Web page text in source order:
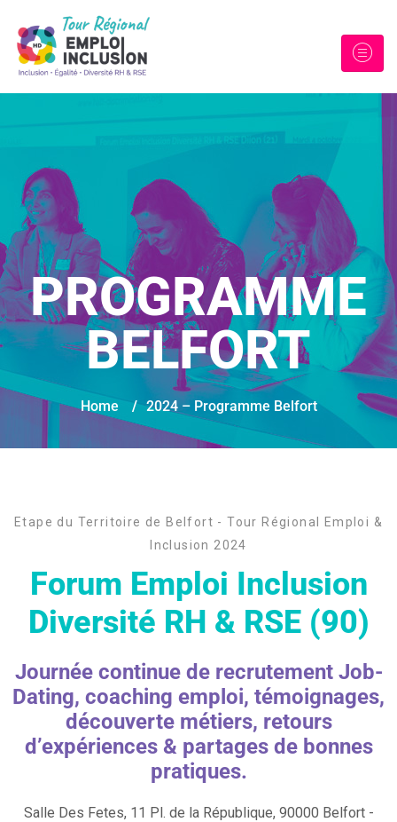
PROGRAMME
BELFORT
Home / 2024 – Programme Belfort
Etape du Territoire de Belfort - Tour Régional Emploi &
Inclusion 2024
Forum Emploi Inclusion
Diversité RH & RSE (90)
Journée continue de recrutement Job-
Dating, coaching emploi, témoignages,
découverte métiers, retours
d’expériences & partages de bonnes
pratiques.
Salle Des Fetes, 11 Pl. de la République, 90000 Belfort -